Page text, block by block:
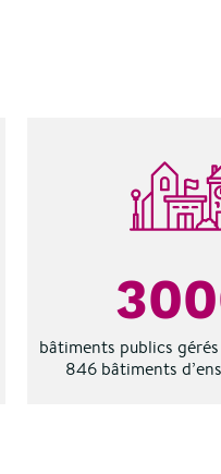
bâtiments publics
846 bâtiments